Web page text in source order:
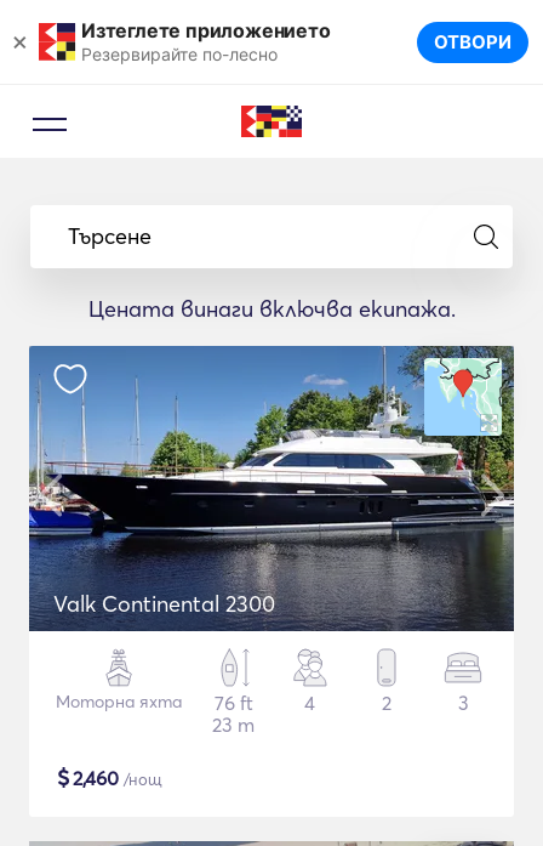
× Изтеглете приложението
Резервирайте по-лесно ОТВОРИ
Търсене
Цената винаги включва екипажа.
Valk Continental 2300
Моторна яхта
76 ft
23 m
4 2 3
$2,460 /нощ